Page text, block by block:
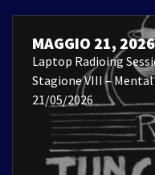
MAGGIO 21, 2026
Laptop Radioing
Stagione VIII –
21/05/2026